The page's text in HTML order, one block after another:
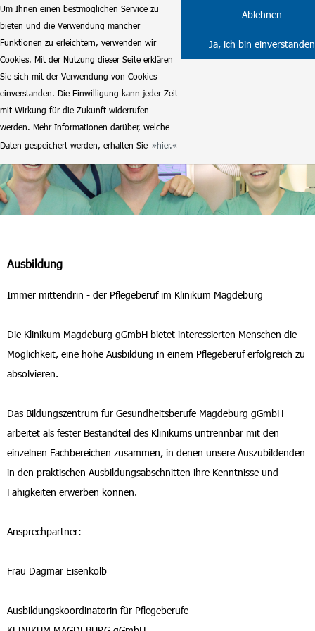
Um Ihnen einen bestmöglichen Service zu
bieten und die Verwendung mancher
Funktionen zu erleichtern, verwenden wir
Cookies. Mit der Nutzung dieser Seite erklären
Sie sich mit der Verwendung von Cookies
einverstanden. Die Einwilligung kann jeder Zeit
mit Wirkung für die Zukunft widerrufen
werden. Mehr Informationen darüber, welche
Daten gespeichert werden, erhalten Sie
hier.
Ablehnen
Ja, ich bin einverstanden
Ausbildung
Immer mittendrin - der Pflegeberuf im Klinikum Magdeburg
Die Klinikum Magdeburg gGmbH bietet interessierten Menschen die
Möglichkeit, eine hohe Ausbildung in einem Pflegeberuf erfolgreich zu
absolvieren.
Das Bildungszentrum fur Gesundheitsberufe Magdeburg gGmbH
arbeitet als fester Bestandteil des Klinikums untrennbar mit den
einzelnen Fachbereichen zusammen, in denen unsere Auszubildenden
in den praktischen Ausbildungsabschnitten ihre Kenntnisse und
Fähigkeiten erwerben können.
Ansprechpartner:
Frau Dagmar Eisenkolb
Ausbildungskoordinatorin für Pflegeberufe